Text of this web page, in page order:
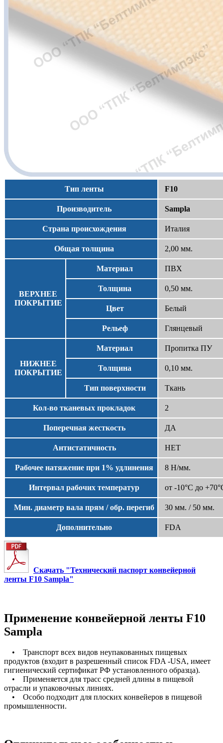
Тип ленты F10
Производитель Sampla
Страна происхождения Италия
Общая толщина 2,00 мм.
ВЕРХНЕЕ
ПОКРЫТИЕ
Материал ПВХ
Толщина 0,50 мм.
Цвет Белый
Рельеф Глянцевый
НИЖНЕЕ
ПОКРЫТИЕ
Материал Пропитка ПУ
Толщина 0,10 мм.
Тип поверхности Ткань
Кол-во тканевых прокладок 2
Поперечная жесткость ДА
Антистатичность НЕТ
Рабочее натяжение при 1% удлинения 8 Н/мм.
Интервал рабочих температур от -10°С до
Мин. диаметр вала прям / обр. перегиб 30 мм. / 50 мм.
Дополнительно FDA
Скачать "Технический паспорт конвейерной
ленты F10 Sampla"
Применение конвейерной ленты F10
Sampla
• Транспорт всех видов неупакованных пищевых
продуктов (входит в разрешенный список FDA -USA, имеет
гигиенический сертификат РФ установленного образца).
• Применяется для трасс средней длины в пищевой
отрасли и упаковочных линиях.
• Особо подходит для плоских конвейеров в пищевой
промышленности.